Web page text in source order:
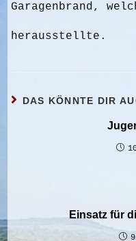
Garagenbrand,
herausstellte.
DAS KÖNNTE DIR
Einsatz für